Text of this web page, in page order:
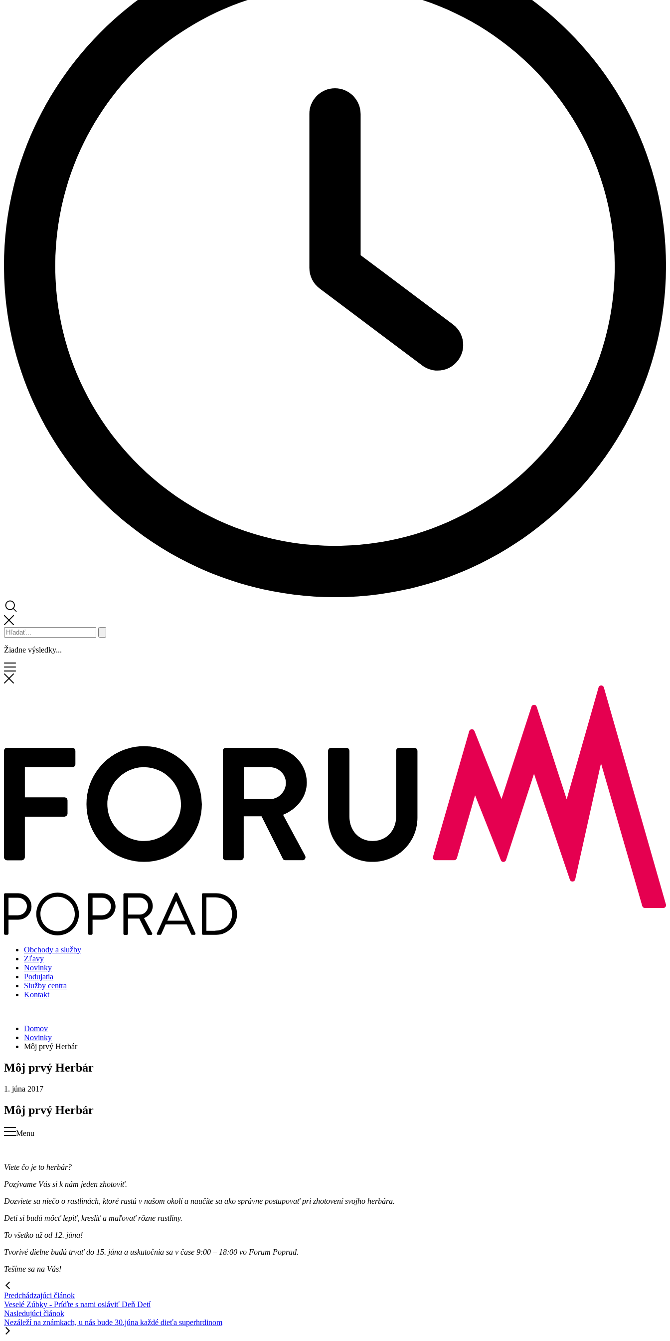
Žiadne výsledky...
Obchody a služby
Zľavy
Novinky
Podujatia
Služby centra
Kontakt
Domov
Novinky
Môj prvý Herbár
Môj prvý Herbár
1. júna 2017
Môj prvý Herbár
Menu
Viete čo je to herbár?
Pozývame Vás si k nám jeden zhotoviť.
Dozviete sa niečo o rastlinách, ktoré rastú v našom okolí a naučíte sa ako správne postupovať pri zhotovení svojho herbára.
Deti si budú môcť lepiť, kresliť a maľovať rôzne rastliny.
To všetko už od 12. júna!
Tvorivé dielne budú trvať do 15. júna a uskutočnia sa v čase 9:00 – 18:00 vo Forum Poprad.
Tešíme sa na Vás!
Predchádzajúci článok
Veselé Zúbky - Príďte s nami osláviť Deň Detí
Nasledujúci článok
Nezáleží na známkach, u nás bude 30.júna každé dieťa superhrdinom